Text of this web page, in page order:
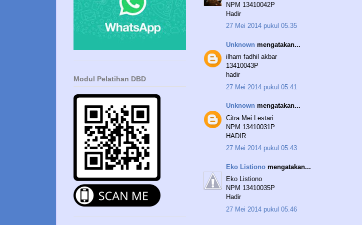
NPM 13410042P
Hadir
27 Mei 2014 pukul 05.35
Unknown mengatakan...
ilham fadhil akbar
13410043P
hadir
27 Mei 2014 pukul 05.41
Unknown mengatakan...
Citra Mei Lestari
NPM 13410031P
HADIR
27 Mei 2014 pukul 05.43
Eko Listiono mengatakan...
Eko Listiono
NPM 13410035P
Hadir
27 Mei 2014 pukul 05.46
Modul Pelatihan DBD